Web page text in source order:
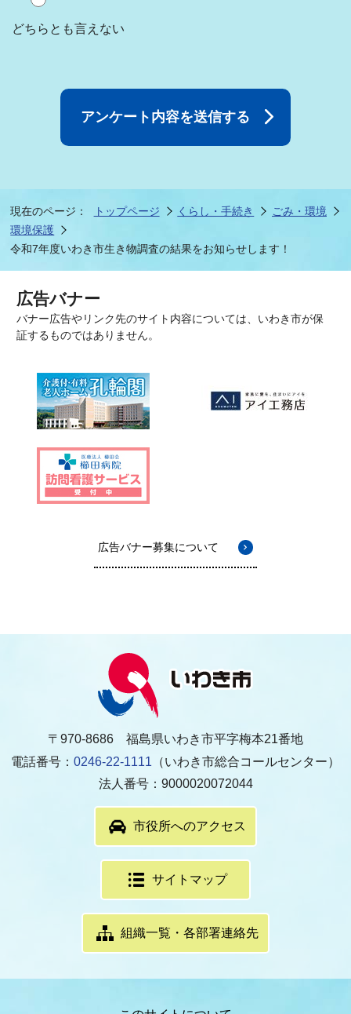
どちらとも言えない
現在のページ： トップページ くらし・手続き
ごみ・環境
環境保護
令和7年度いわき市生き物調査の結果をお知らせします！
広告バナー
バナー広告やリンク先のサイト内容については、いわき市が保
証するものではありません。
広告バナー募集について
〒970-8686 福島県いわき市平字梅本21番地
電話番号： 0246-22-1111 （いわき市総合コールセンター）
法人番号：9000020072044
市役所へのアクセス
サイトマップ
組織一覧・各部署連絡先